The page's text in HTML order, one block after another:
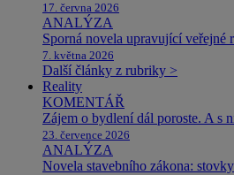
17. června 2026
ANALÝZA
Sporná novela upravující veřejné
7. května 2026
Další články z rubriky >
Reality
KOMENTÁŘ
Zájem o bydlení dál poroste. A s
23. července 2026
ANALÝZA
Novela stavebního zákona: